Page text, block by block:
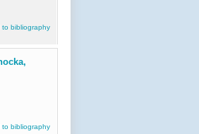
to bibliography
to bibliography